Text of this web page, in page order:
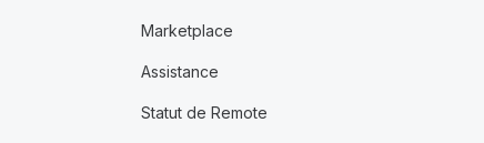
Marketplace
Assistance
Statut de Remote